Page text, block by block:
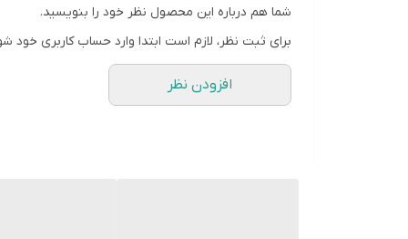
شما هم درباره این محصول نظر خود را بنویسید.
برای ثبت نظر، لازم است ابتدا وارد حساب کاربری خود
افزودن نظر